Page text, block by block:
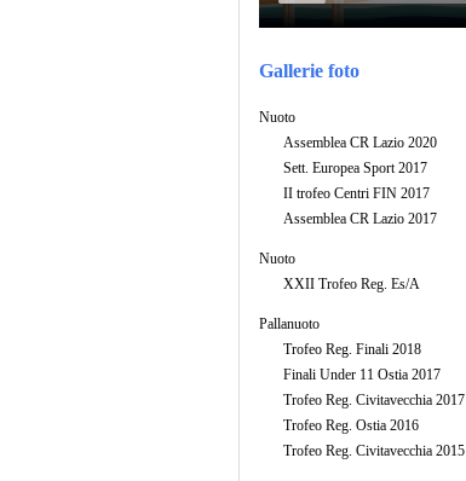
Gallerie foto
Nuoto
Assemblea CR Lazio 2020
Sett. Europea Sport 2017
II trofeo Centri FIN 2017
Assemblea CR Lazio 2017
Nuoto
XXII Trofeo Reg. Es/A
Pallanuoto
Trofeo Reg. Finali 2018
Finali Under 11 Ostia 2017
Trofeo Reg. Civitavecchia 2017
Trofeo Reg. Ostia 2016
Trofeo Reg. Civitavecchia 2015